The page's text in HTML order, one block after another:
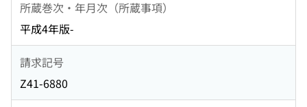
所蔵巻次・年月次（所蔵事項）
平成4年版-
請求記号
Z41-6880